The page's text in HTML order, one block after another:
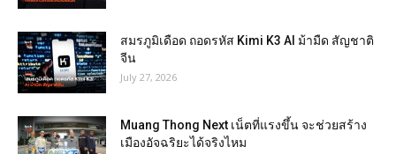
สมรภูมิเดือด ถอดรหัส Kimi K3 AI ม้ามืด สัญชาติ
จีน
July 27, 2026
Muang Thong Next เน็ตที่แรงขึ้น จะช่วยสร้าง
เมืองอัจฉริยะได้จริงไหม